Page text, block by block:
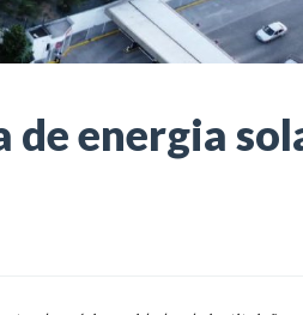
de energia